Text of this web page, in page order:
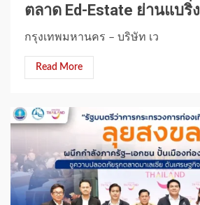
ตลาด Ed-Estate ย่านแบริ่ง
กรุงเทพมหานคร – บริษัท เว
Read More